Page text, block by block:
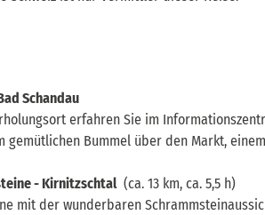
Schandau
erfahren Sie im
Bummel über den Markt,
- Kirnitzschtal(ca. 13 km, ca. 5,5 h)
mit der wunderbaren